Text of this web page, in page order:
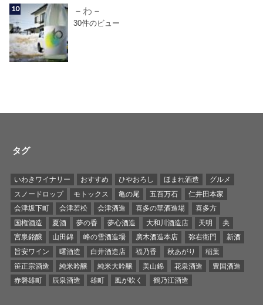
－わ－
30件のビュー
タグ
いわきワイナリー おすすめ ひやおろし ほまれ酒造
グルメ
スノードロップ
モトックス 亀の尾 五百万石
仁井田本家
会津坂下町
会津若松 会津酒造 喜多の華酒造場
喜多方
国権酒造
夏酒 夢の香 夢心酒造 大和川酒造店 天明
央
宮泉銘醸
山田錦 峰の雪酒造場 廣木酒造本店 弥右衛門
新酒
旨安ワイン
曙酒造 白井酒造店 福乃香 秋あがり
稲葉
笹正宗酒造
純米吟醸 純米大吟醸 美山錦 花泉酒造
豊国酒造
赤磐雄町
辰泉酒造 雄町 風が吹く 鶴乃江酒造